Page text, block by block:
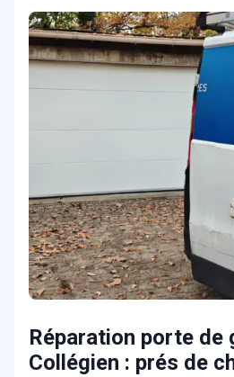
Réparation porte de
Collégien : prés de